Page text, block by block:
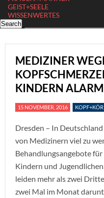
GEIST+SEELE
WISSENWERTES
MEDIZINER
KINDERN
15 NOVEMBER, 2016
Dresden – In
von Medizinern viel zu
Behandlungsangebote
Kindern und
leiden mehr als zwei
zwei Mal im Monat